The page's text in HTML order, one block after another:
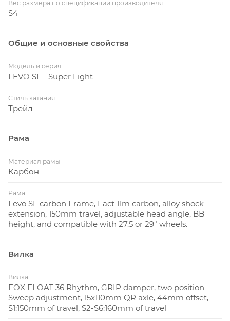
оптимального сцепления и крутизны в поворотах, в
смещение вилки обеспечивают стабильность на
персонализировать геометрию с шестью
регулируемыми параметрами под стиль и тип
местности.
обеспечить стабильность и надежное поведение на
самой сложной местности, в то время как 27,5-
длину пера цепи и обладает сверхбыстрым
поведением. Если вам больше подходят прокатные
и сцепные свойства заднего 29-дюймового колеса,
установите катушку большого диаметра.
**МОТОР Specialized SL 1.2**
Познакомьтесь с мотором Specialized SL 1.2: он
Вес размера по спецификации производителя
S4
Общие и основные свойства
Модель и серия
LEVO SL - Super Light
Стиль катания
Трейл
Рама
Материал рамы
Карбон
Рама
Levo SL carbon Frame, Fact 11m carbon, alloy shock
extension, 150mm travel, adjustable head angle, BB
height, and compatible with 27.5 or 29" wheels.
Вилка
Вилка
FOX FLOAT 36 Rhythm, GRIP damper, two position
Sweep adjustment, 15x110mm QR axle, 44mm offset,
S1:150mm of travel, S2-S6:160mm of travel